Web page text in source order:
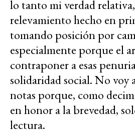
lo tanto mi verdad
relevamiento hecho en
tomando posición por
especialmente porque el
contraponer a esas
solidaridad social. No voy
notas porque, como
en honor a la brevedad,
lectura.